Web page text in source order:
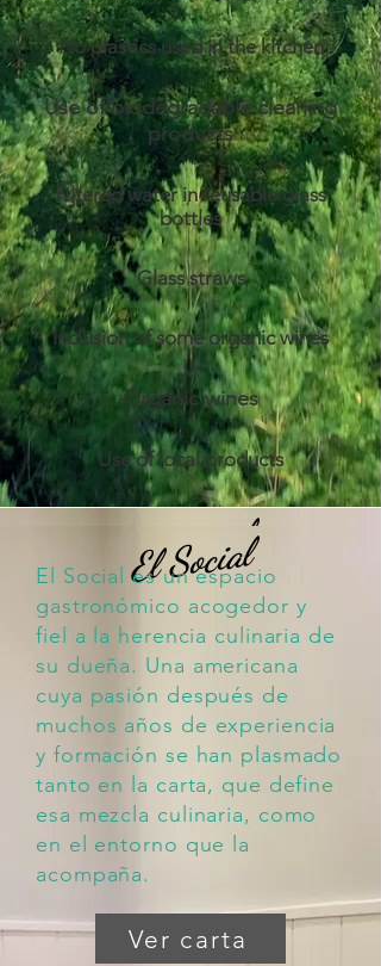
No plastics used in the kitchen
Use of biodegradable cleaning
products
Filtered water in reusable glass
bottles
Glass straws
Inclusion of some organic wines
Organic wines
Use of local products
El Social
El Social es un espacio
gastronómico acogedor y
fiel a la herencia culinaria de
su dueña. Una americana
cuya pasión después de
muchos años de experiencia
y formación se han plasmado
tanto en la carta, que define
esa mezcla culinaria, como
en el entorno que la
acompaña.
Ver carta
El Social
El Social es un espacio
gastronómico acogedor y
fiel a la herencia culinaria de
su dueña. Una americana
cuya pasión después de
muchos años de experiencia
y formación se han plasmado
tanto en la carta, que define
esa mezcla culinaria, como
en el entorno que la
acompaña.
Ver carta